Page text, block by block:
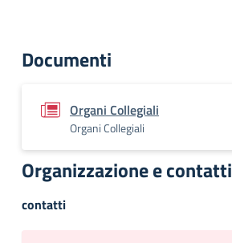
Documenti
Organi Collegiali
Organi Collegiali
Organizzazione e contatti
contatti